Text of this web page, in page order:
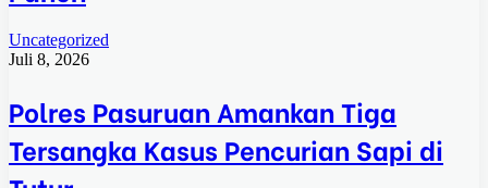
Uncategorized
Juli 8, 2026
Polres Pasuruan Amankan Tiga
Tersangka Kasus Pencurian Sapi di